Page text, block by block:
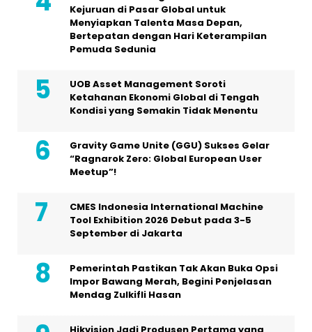
Kejuruan di Pasar Global untuk
Menyiapkan Talenta Masa Depan,
Bertepatan dengan Hari Keterampilan
Pemuda Sedunia
UOB Asset Management Soroti
Ketahanan Ekonomi Global di Tengah
Kondisi yang Semakin Tidak Menentu
Gravity Game Unite (GGU) Sukses Gelar
“Ragnarok Zero: Global European User
Meetup”!
CMES Indonesia International Machine
Tool Exhibition 2026 Debut pada 3-5
September di Jakarta
Pemerintah Pastikan Tak Akan Buka Opsi
Impor Bawang Merah, Begini Penjelasan
Mendag Zulkifli Hasan